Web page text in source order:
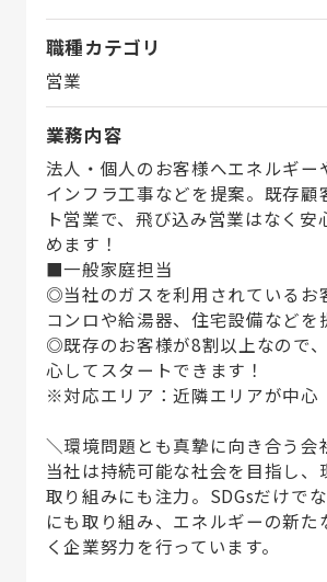
職種カテゴリ
営業
業務内容
法人・個人のお客様へエネルギー
インフラ工事などを提案。既存顧
ト営業で、飛び込み営業はなく安
めます！
■一般家庭担当
◎当社のガスを利用されているお
コンロや給湯器、住宅設備などを
◎既存のお客様が8割以上なので
心してスタートできます！
※対応エリア：近隣エリアが中心
＼環境問題とも真摯に向き合う会
当社は持続可能な社会を目指し、
取り組みにも注力。SDGsだけで
にも取り組み、エネルギーの新た
く企業努力を行っています。